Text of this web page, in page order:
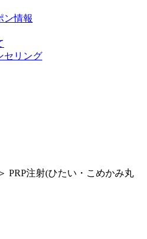
ン情報
セリング
＞ PRP注射(ひたい・こめかみ丸